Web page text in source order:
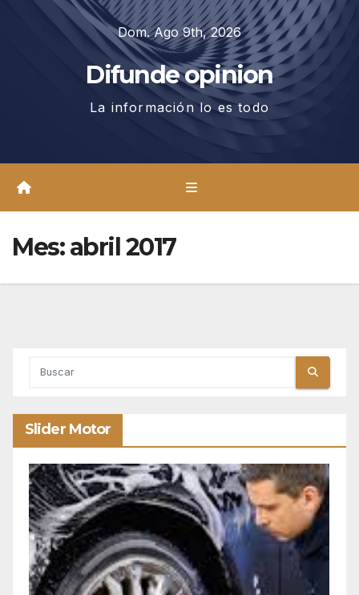
Dom. Ago 9th, 2026
Difunde opinion
La información lo es todo
Mes:abril 2017
Slider Motor